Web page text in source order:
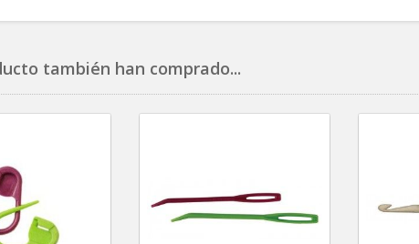
también han comprado...